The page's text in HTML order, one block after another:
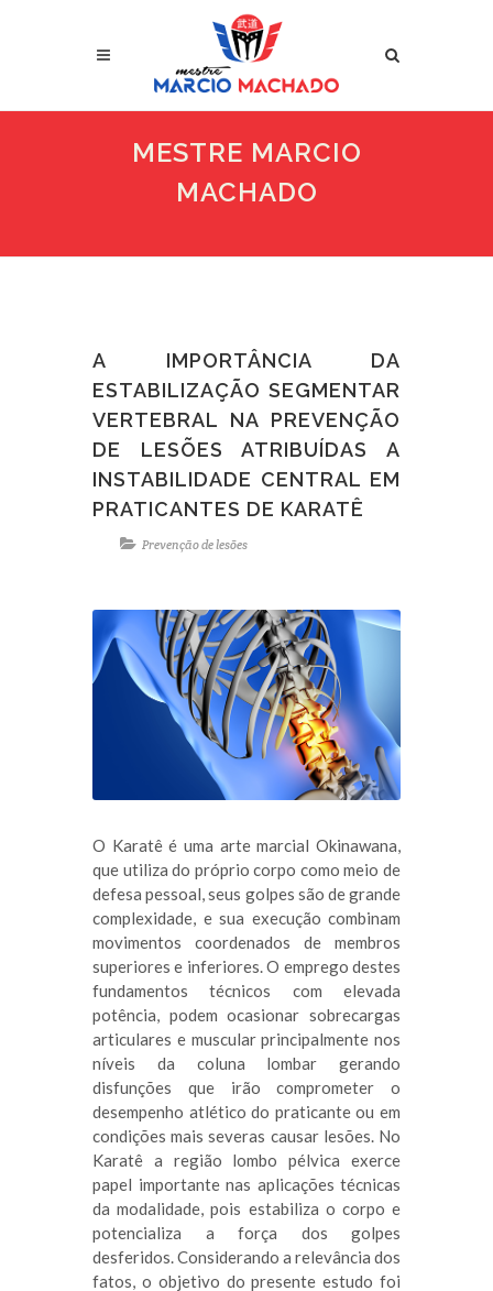
MESTRE MARCIO
MACHADO
A IMPORTÂNCIA DA
ESTABILIZAÇÃO SEGMENTAR
VERTEBRAL NA PREVENÇÃO
DE LESÕES ATRIBUÍDAS A
INSTABILIDADE CENTRAL EM
PRATICANTES DE KARATÊ
Prevenção de lesões
O Karatê é uma arte marcial Okinawana,
que utiliza do próprio corpo como meio de
defesa pessoal, seus golpes são de grande
complexidade, e sua execução combinam
movimentos coordenados de membros
superiores e inferiores. O emprego destes
fundamentos técnicos com elevada
potência, podem ocasionar sobrecargas
articulares e muscular principalmente nos
níveis da coluna lombar gerando
disfunções que irão comprometer o
desempenho atlético do praticante ou em
condições mais severas causar lesões. No
Karatê a região lombo pélvica exerce
papel importante nas aplicações técnicas
da modalidade, pois estabiliza o corpo e
potencializa a força dos golpes
desferidos. Considerando a relevância dos
fatos, o objetivo do presente estudo foi